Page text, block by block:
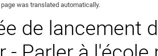
was translated automatically.
de lancement